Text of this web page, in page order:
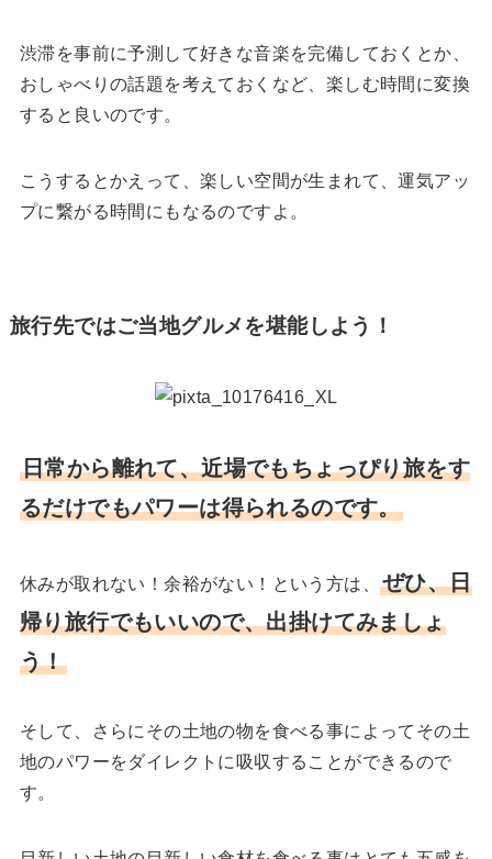
渋滞を事前に予測して好きな音楽を完備しておくとか、
おしゃべりの話題を考えておくなど、楽しむ時間に変換
すると良いのです。
こうするとかえって、楽しい空間が生まれて、運気アッ
プに繋がる時間にもなるのですよ。
旅行先ではご当地グルメを堪能しよう！
日常から離れて、近場でもちょっぴり旅をす
るだけでもパワーは得られるのです。
休みが取れない！余裕がない！という方は、
ぜひ、日
帰り旅行でもいいので、出掛けてみましょ
う！
そして、さらにその土地の物を食べる事によってその土
地のパワーをダイレクトに吸収することができるので
す。